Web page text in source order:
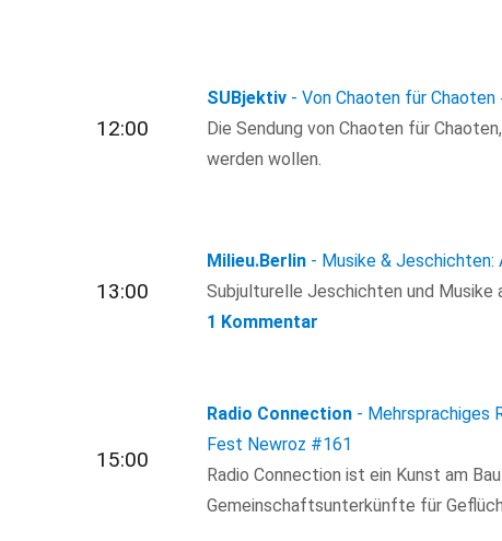
12:00
SUBjektiv - Von Chaoten für Chaoten
Die Sendung von Chaoten für
werden wollen.
13:00
Milieu.Berlin - Musike & Jeschichten:
Subjulturelle Jeschichten und Musike
1 Kommentar
15:00
Radio Connection - Mehrsprachiges
Fest Newroz #161
Radio Connection ist ein Kunst am
Gemeinschaftsunterkünfte für